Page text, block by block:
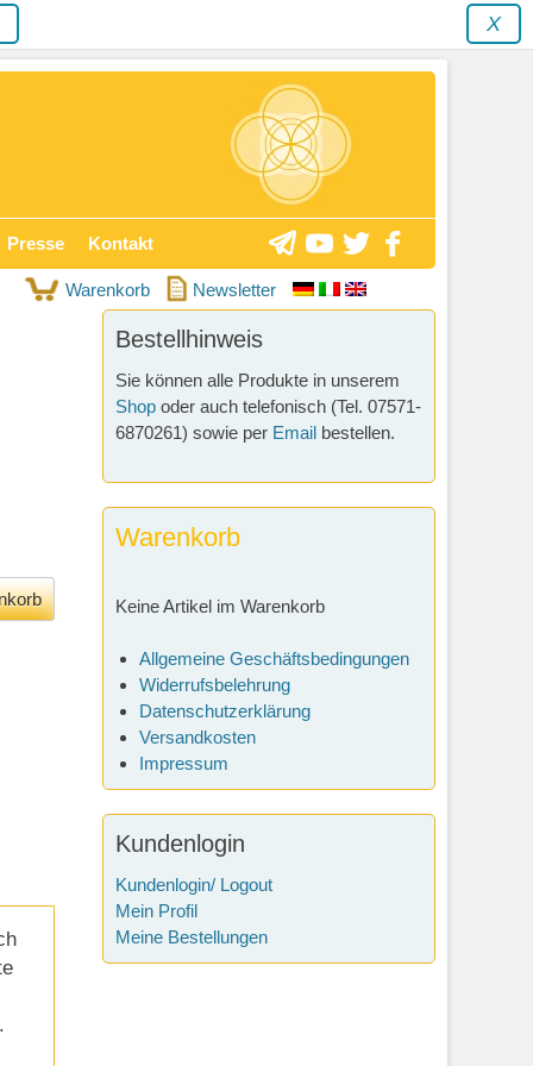
X
Presse Kontakt
Warenkorb Newsletter
Bestellhinweis
Sie können alle Produkte in unserem
Shop oder auch telefonisch (Tel. 07571-
6870261) sowie per Email bestellen.
Warenkorb
Keine Artikel im Warenkorb
Allgemeine Geschäftsbedingungen
Widerrufsbelehrung
Datenschutzerklärung
Versandkosten
Impressum
Kundenlogin
Kundenlogin/ Logout
Mein Profil
Meine Bestellungen